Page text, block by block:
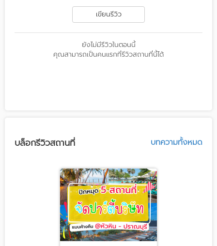
เขียนรีวิว
ยังไม่มีรีวิวในตอนนี้
คุณสามารถเป็นคนแรกที่รีวิวสถานที่นี้ได้
บล็อกรีวิวสถานที่ บทความทั้งหมด